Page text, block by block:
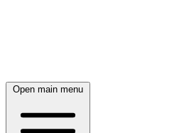
Open main menu